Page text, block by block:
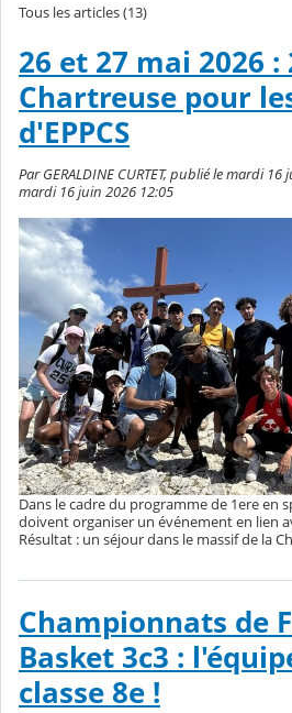
Tous les articles (13)
26 et 27 mai 2026
Chartreuse pour
d'EPPCS
Par GERALDINE CURTET, publié le mardi
mardi 16 juin 2026 12:05
Dans le cadre du programme de 1ere en
doivent organiser un événement en lien
Résultat : un séjour dans le massif de la
Championnats de
Basket 3c3 :
classe 8e !